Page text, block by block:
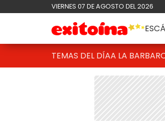
VIERNES 07 DE AGOSTO DEL 2026
TEMAS DEL DÍAA LA